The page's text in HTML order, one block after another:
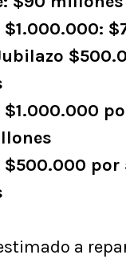
$1.000.000:
$500.000 por
a